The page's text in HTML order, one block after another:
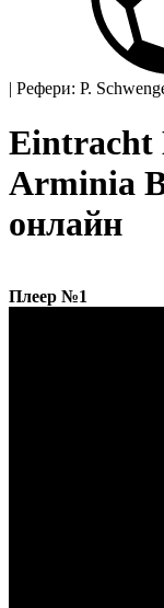
| Рефери: P.
Eintracht
Arminia
онлайн
Плеер №1